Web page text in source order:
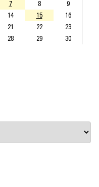
7 8
9
14 15
16
21 22
23
28 29 30